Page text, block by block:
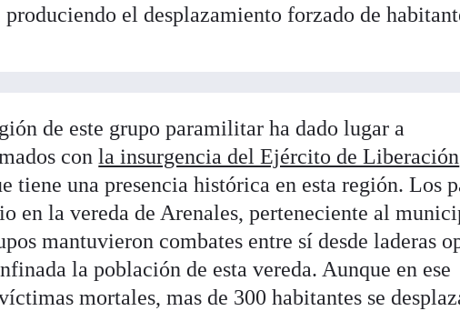
el desplazamiento forzado de
de este grupo paramilitar ha dado lugar a
conla insurgencia del Ejército de Liberación
tiene una presencia histórica en esta región. Los
en la vereda de Arenales, perteneciente al
mantuvieron combates entre sí desde laderas
la población de esta vereda. Aunque en ese
mortales, mas de 300 habitantes se